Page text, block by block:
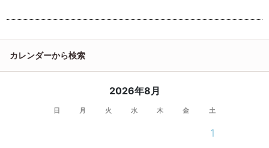
カレンダーから検索
2026年8月
日 月 火 水 木 金 土
1